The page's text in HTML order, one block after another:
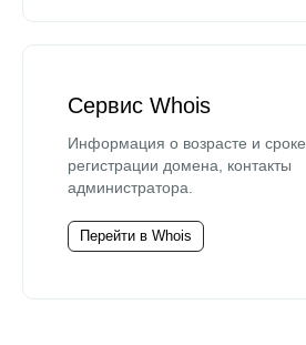
Сервис Whois
Информация о возрасте и сроке
регистрации домена, контакты
администратора.
Перейти в Whois